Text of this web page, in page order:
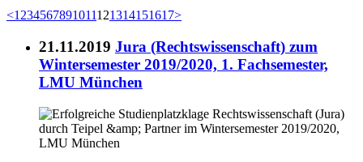
<1234567891011121314151617>
21.11.2019 Jura (Rechtswissenschaft) zum
Wintersemester 2019/2020, 1. Fachsemester,
LMU München